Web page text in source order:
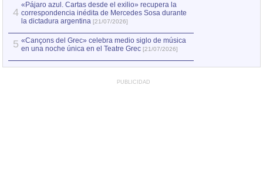
4
«Pájaro azul. Cartas desde el exilio» recupera la
correspondencia inédita de Mercedes Sosa durante
la dictadura argentina [21/07/2026]
5 «Cançons del Grec» celebra medio siglo de música
en una noche única en el Teatre Grec [21/07/2026]
PUBLICIDAD